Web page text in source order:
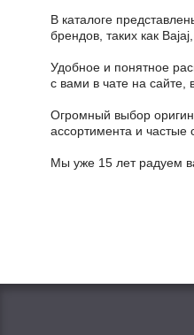
В каталоге
брендов, таких как
Удобное и понятное
с вами в чате на
Огромный выбор
ассортимента и частые
Мы уже 15 лет радуем